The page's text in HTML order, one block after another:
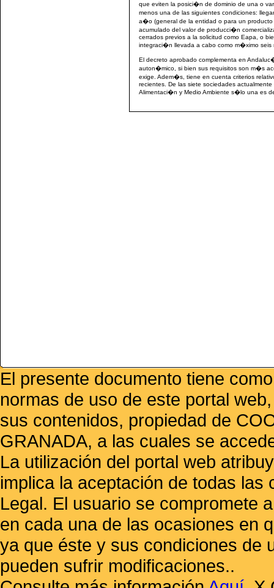
que eviten la posici�n de dominio de una o
menos una de las siguientes condiciones:
a�o (general de la entidad o para un
acumulado del valor de producci�n
cerrados previos a la solicitud como Eapa, o
integraci�n llevada a cabo como m�ximo seis
El decreto aprobado complementa en
auton�mico, si bien sus requisitos son m�s
exige. Adem�s, tiene en cuenta criterios
recientes. De las siete sociedades
Alimentaci�n y Medio Ambiente s�lo una es
El presente documento tiene
normas de uso de este portal
sus contenidos, propiedad de
GRANADA, a las cuales se
La utilización del portal web
implica la aceptación de todas
Legal. El usuario se compromete
en cada una de las ocasiones en
ya que éste y sus condiciones de
pueden sufrir modificaciones..